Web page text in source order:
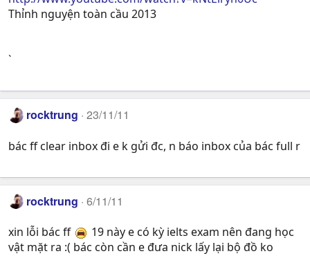
Thỉnh nguyện toàn cầu 2013
`
rocktrung 23/11/11
bác ff clear inbox đi e k gửi đc, n báo inbox của bác full r
rocktrung 6/11/11
xin lỗi bác ff
19 này e có kỳ ielts exam nên đang học
vật mặt ra :( bác còn cần e đưa nick lấy lại bộ đồ ko